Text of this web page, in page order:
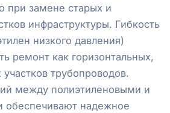
при замене старых и
инфраструктуры. Гибкость
низкого давления)
ремонт как горизонтальных,
трубопроводов.
между полиэтиленовыми и
обеспечивают надежное